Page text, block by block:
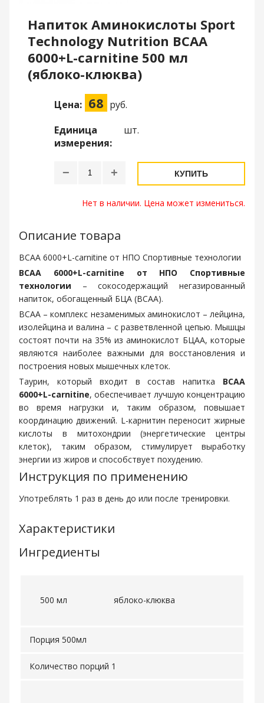
Напиток Аминокислоты Sport
Technology Nutrition ВСАА
6000+L-carnitine 500 мл
(яблоко-клюква)
Цена: 68 руб.
Единица
измерения:
шт.
− + КУПИТЬ
Нет в наличии. Цена может измениться.
Описание товара
ВСАА 6000+L-carnitine от НПО Спортивные технологии
ВСАА 6000+L-carnitine от НПО Спортивные
технологии – сокосодержащий негазированный
напиток, обогащенный БЦА (BCAA).
BCAA – комплекс незаменимых аминокислот – лейцина,
изолейцина и валина – с разветвленной цепью. Мышцы
состоят почти на 35% из аминокислот БЦАА, которые
являются наиболее важными для восстановления и
построения новых мышечных клеток.
Таурин, который входит в состав напитка ВСАА
6000+L-carnitine, обеспечивает лучшую концентрацию
во время нагрузки и, таким образом, повышает
координацию движений. L-карнитин переносит жирные
кислоты в митохондрии (энергетические центры
клеток), таким образом, стимулирует выработку
энергии из жиров и способствует похудению.
Инструкция по применению
Употреблять 1 раз в день до или после тренировки.
Характеристики
Ингредиенты
500 мл яблоко-клюква
Порция 500мл
Количество порций 1